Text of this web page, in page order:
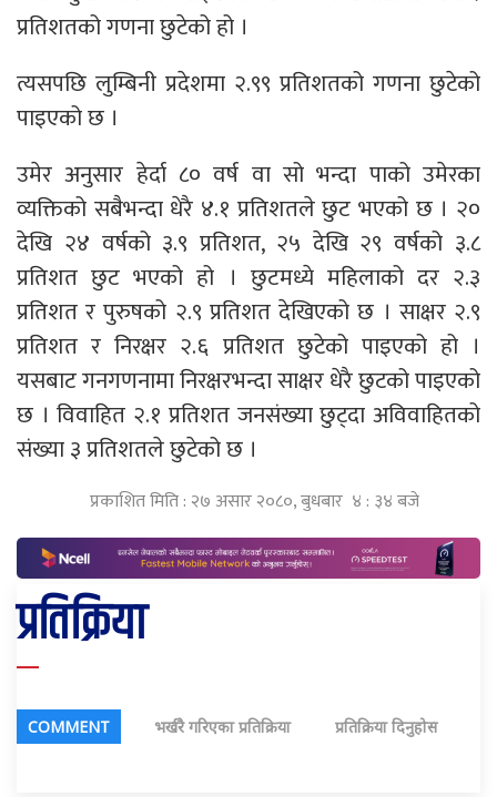
प्रतिशतको गणना छुटेको हो ।
त्यसपछि लुम्बिनी प्रदेशमा २.९९ प्रतिशतको गणना छुटेको
पाइएको छ ।
उमेर अनुसार हेर्दा ८० वर्ष वा सो भन्दा पाको उमेरका
व्यक्तिको सबैभन्दा धेरै ४.१ प्रतिशतले छुट भएको छ । २०
देखि २४ वर्षको ३.९ प्रतिशत, २५ देखि २९ वर्षको ३.८
प्रतिशत छुट भएको हो । छुटमध्ये महिलाको दर २.३
प्रतिशत र पुरुषको २.९ प्रतिशत देखिएको छ । साक्षर २.९
प्रतिशत र निरक्षर २.६ प्रतिशत छुटेको पाइएको हो ।
यसबाट गनगणनामा निरक्षरभन्दा साक्षर धेरै छुटको पाइएको
छ । विवाहित २.१ प्रतिशत जनसंख्या छुट्दा अविवाहितको
संख्या ३ प्रतिशतले छुटेको छ ।
प्रकाशित मिति : २७ असार २०८०, बुधबार ४ : ३४ बजे
प्रतिक्रिया
COMMENT भर्खरै गरिएका प्रतिक्रिया प्रतिक्रिया दिनुहोस